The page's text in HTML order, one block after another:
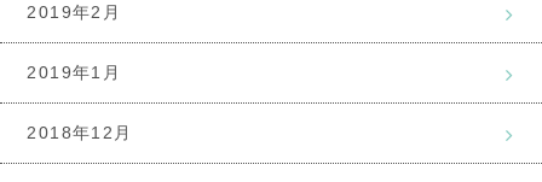
2019年2月
2019年1月
2018年12月